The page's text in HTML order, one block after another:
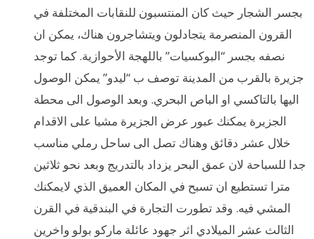
بجسر الشجار حيث كان المنتسبون للنقابات المختلفة في
القرون المنصرمة يتجادلون ويتشاجرون هناك، يمكن ان
نصفه بجسر “البوكسيات” باللهجة الأحوازية. كما توجد
جزيرة بالقرب من المدينة توصف ب “ليدو” يمكن الوصول
اليها بالتاكسي او الباص البحري. وبعد الوصول الى محطة
الجزيرة يمكنك عبور عرض الجزيرة مشيا على الاقدام
خلال عشر دقائق وهناك تصل الى ساحل رملي مناسب
جدا للسباحة لان عمق البحر يزداد بالتدريج وبعد نحو ثلاثين
مترا تستطيع ان تسبح في المكان العميق الذي لايمكنك
المشي فيه. وقد تطورت التجارة في البندقية في القرن
الثالث عشر الميلادي اثر جهود عائلة ماركو بولو واخرين